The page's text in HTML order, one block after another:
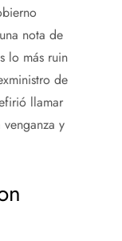
nota de
lo más ruin
de
llamar
y